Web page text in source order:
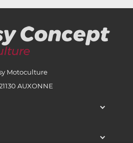
Motoculture
AUXONNE